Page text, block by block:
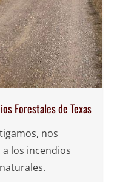
Forestales de Texas
nos
a los incendios